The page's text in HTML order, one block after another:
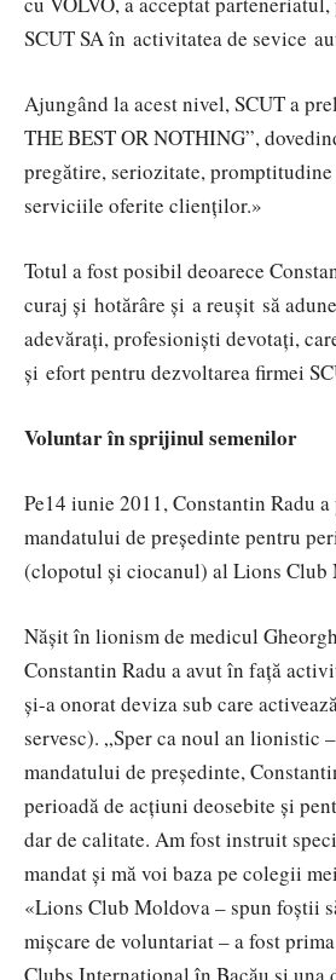
SCUT SA în activitatea de sevice
Ajungând la acest nivel, SCUT a
THE BEST OR NOTHING”,
pregătire, seriozitate,
serviciile oferite clienților.»
Totul a fost posibil deoarece
curaj și hotărâre și a reușit să
adevărați, profesioniști devotați,
și efort pentru dezvoltarea firmei
Voluntar în sprijinul semenilor
Pe14 iunie 2011, Constantin Radu
mandatului de președinte pentru
(clopotul și ciocanul) al Lions Club
Nășit în lionism de medicul
Constantin Radu a avut în față
și-a onorat deviza sub care
servesc). „Sper ca noul an lionistic
mandatului de președinte,
perioadă de acțiuni deosebite și
dar de calitate. Am fost instruit
mandat și mă voi baza pe colegii
«Lions Club Moldova – spun foștii
mișcare de voluntariat – a fost